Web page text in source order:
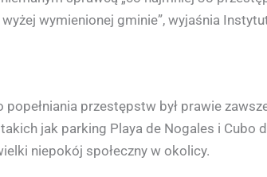
wymienionej gminie”, wyjaśnia
przestępstw był prawie
jak parking Playa de Nogales i Cubo
niepokój społeczny w okolicy.